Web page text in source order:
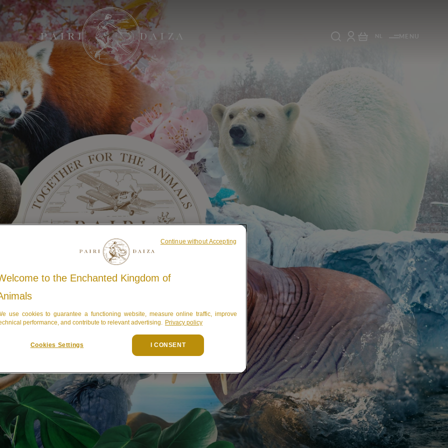
NL MENU
to the Enchanted Kingdom of
use cookies to guarantee a functioning website, measure online traffic, improve
performance, and contribute to relevant advertising. Privacy policy
Cookies Settings I CONSENT
Continue without Accepting